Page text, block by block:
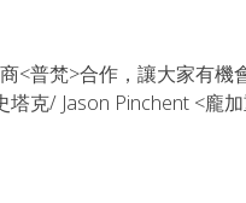
<普梵>合作，讓大家有機
克/ Jason Pinchent <龐